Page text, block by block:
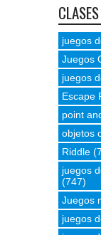
juegos
Juegos
juegos
Escape
point
objetos
Riddle
juegos
(747)
Juegos
juegos